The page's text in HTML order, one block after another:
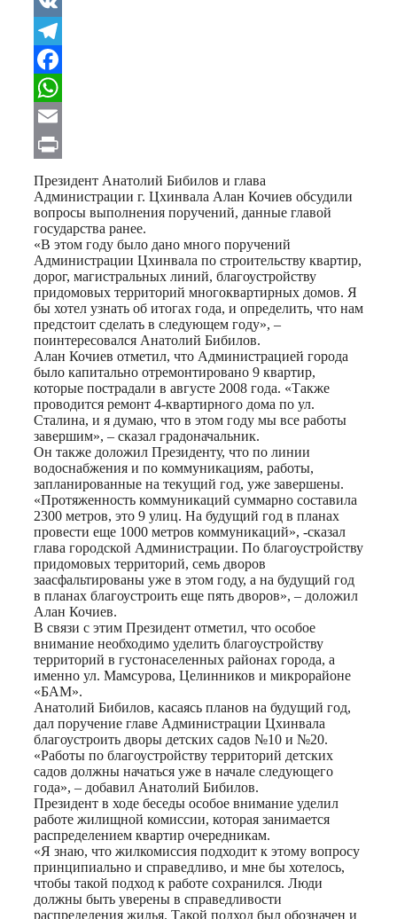
VK
Telegram
Facebook
WhatsApp
Email
Print
Президент Анатолий Бибилов и глава
Администрации г. Цхинвала Алан Кочиев обсудили
вопросы выполнения поручений, данные главой
государства ранее.
«В этом году было дано много поручений
Администрации Цхинвала по строительству квартир,
дорог, магистральных линий, благоустройству
придомовых территорий многоквартирных домов. Я
бы хотел узнать об итогах года, и определить, что нам
предстоит сделать в следующем году», –
поинтересовался Анатолий Бибилов.
Алан Кочиев отметил, что Администрацией города
было капитально отремонтировано 9 квартир,
которые пострадали в августе 2008 года. «Также
проводится ремонт 4-квартирного дома по ул.
Сталина, и я думаю, что в этом году мы все работы
завершим», – сказал градоначальник.
Он также доложил Президенту, что по линии
водоснабжения и по коммуникациям, работы,
запланированные на текущий год, уже завершены.
«Протяженность коммуникаций суммарно составила
2300 метров, это 9 улиц. На будущий год в планах
провести еще 1000 метров коммуникаций», -сказал
глава городской Администрации. По благоустройству
придомовых территорий, семь дворов
заасфальтированы уже в этом году, а на будущий год
в планах благоустроить еще пять дворов», – доложил
Алан Кочиев.
В связи с этим Президент отметил, что особое
внимание необходимо уделить благоустройству
территорий в густонаселенных районах города, а
именно ул. Мамсурова, Целинников и микрорайоне
«БАМ».
Анатолий Бибилов, касаясь планов на будущий год,
дал поручение главе Администрации Цхинвала
благоустроить дворы детских садов №10 и №20.
«Работы по благоустройству территорий детских
садов должны начаться уже в начале следующего
года», – добавил Анатолий Бибилов.
Президент в ходе беседы особое внимание уделил
работе жилищной комиссии, которая занимается
распределением квартир очередникам.
«Я знаю, что жилкомиссия подходит к этому вопросу
принципиально и справедливо, и мне бы хотелось,
чтобы такой подход к работе сохранился. Люди
должны быть уверены в справедливости
распределения жилья. Такой подход был обозначен и